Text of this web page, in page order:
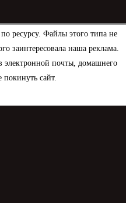
ресурсу. Файлы этого типа не
заинтересовала наша реклама.
электронной почты, домашнего
сайт.